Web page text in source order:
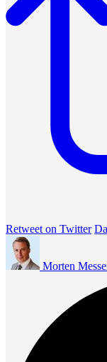
Retweet on Twitter
Morten